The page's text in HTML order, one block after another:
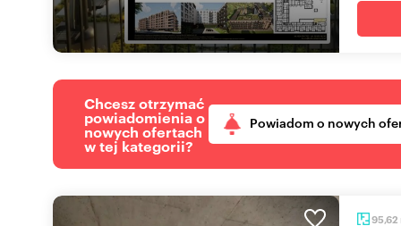
Chcesz otrzymać
powiadomienia o
nowych ofertach
w tej kategorii?
Powiadom o nowych
95,62